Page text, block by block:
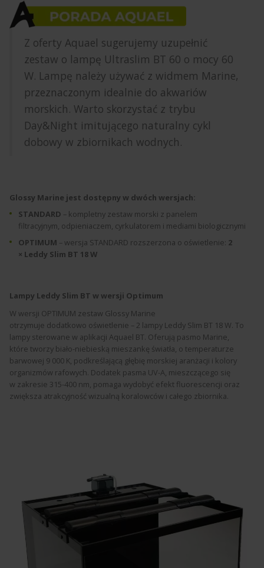
Z oferty Aquael sugerujemy uzupełnić
zestaw o lampę Ultraslim BT 60 o mocy 60
W. Lampę należy używać z widmem Marine,
przeznaczonym idealnie do akwariów
morskich. Warto skorzystać z trybu
Day&Night imitującego naturalny cykl
dobowy w zbiornikach wodnych.
Glossy Marine jest dostępny w dwóch wersjach:
STANDARD – kompletny zestaw morski z panelem
filtracyjnym, odpieniaczem, cyrkulatorem i mediami biologicznymi
OPTIMUM – wersja STANDARD rozszerzona o oświetlenie: 2
× Leddy Slim BT 18 W
Lampy Leddy Slim BT w wersji Optimum
W wersji OPTIMUM zestaw Glossy Marine
otrzymuje dodatkowo oświetlenie – 2 lampy Leddy Slim BT 18 W. To
lampy sterowane w aplikacji Aquael BT. Oferują pasmo Marine,
które tworzy biało-niebieską mieszankę światła, o temperaturze
barwowej 9 000 K, podkreślającą głębię morskiej aranżacji i kolory
organizmów rafowych. Dodatek pasma UV-A, mieszczącego się
w zakresie 315-400 nm, pomaga wydobyć efekt fluorescencji oraz
zwiększa atrakcyjność wizualną koralowców i całego zbiornika.